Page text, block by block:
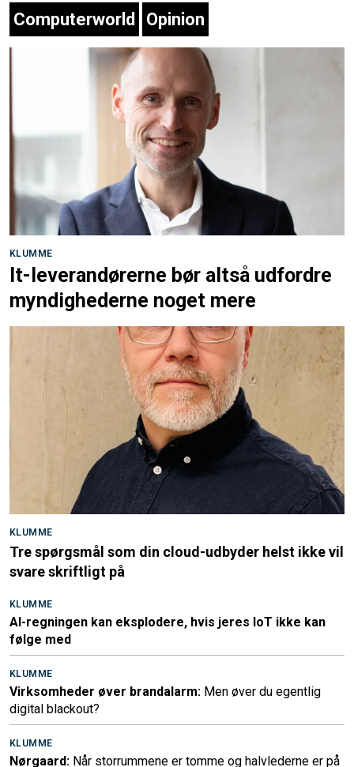
Computerworld Opinion
KLUMME
It-leverandørerne bør altså udfordre
myndighederne noget mere
KLUMME
Tre spørgsmål som din cloud-udbyder helst ikke vil
svare skriftligt på
KLUMME
AI-regningen kan eksplodere, hvis jeres IoT ikke kan
følge med
KLUMME
Virksomheder øver brandalarm: Men øver du egentlig
digital blackout?
KLUMME
Nørgaard: Når storrummene er tomme og halvlederne er på